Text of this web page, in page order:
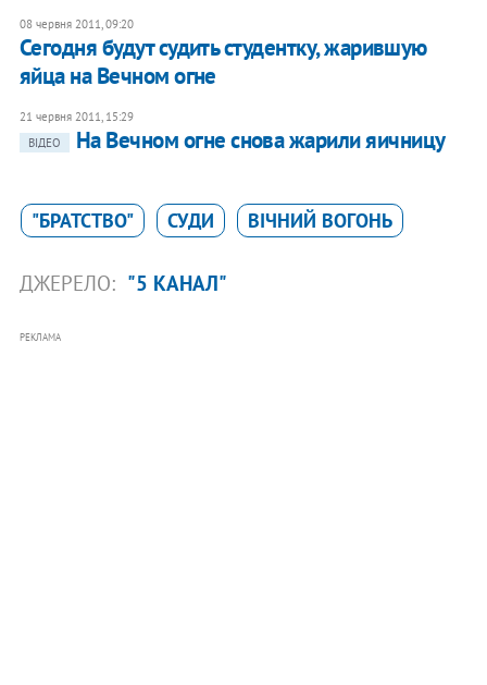
08 червня 2011, 09:20
Сегодня будут судить студентку, жарившую
яйца на Вечном огне
21 червня 2011, 15:29
ВІДЕО
На Вечном огне снова жарили яичницу
"БРАТСТВО" СУДИ ВІЧНИЙ ВОГОНЬ
ДЖЕРЕЛО: "5 КАНАЛ"
РЕКЛАМА